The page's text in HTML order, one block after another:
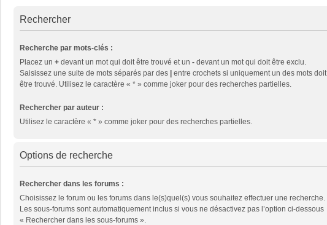
Rechercher
Recherche par mots-clés :
Placez un + devant un mot qui doit être trouvé et un - devant un mot qui doit être exclu.
Saisissez une suite de mots séparés par des | entre crochets si uniquement un des mots doit
être trouvé. Utilisez le caractère « * » comme joker pour des recherches partielles.
Rechercher par auteur :
Utilisez le caractère « * » comme joker pour des recherches partielles.
Options de recherche
Rechercher dans les forums :
Choisissez le forum ou les forums dans le(s)quel(s) vous souhaitez effectuer une recherche.
Les sous-forums sont automatiquement inclus si vous ne désactivez pas l’option ci-dessous
« Rechercher dans les sous-forums ».